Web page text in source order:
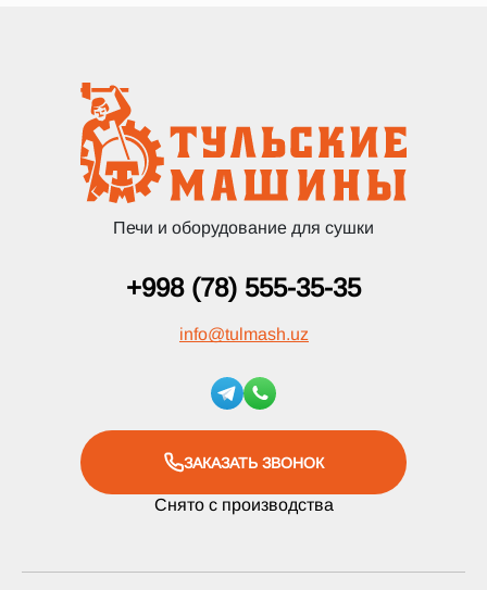
Печи и оборудование для сушки
+998 (78) 555-35-35
info@tulmash.uz
ЗАКАЗАТЬ ЗВОНОК
Снято с производства